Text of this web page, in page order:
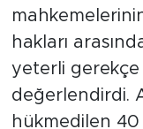
hakları
yeterli
değerlendirdi.
hükmedilen 40